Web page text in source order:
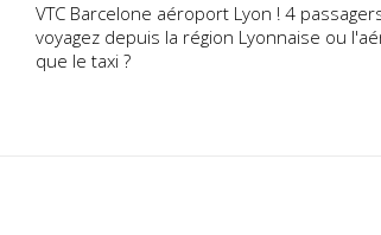
VTC Barcelone aéroport Lyon ! 4
voyagez depuis la région Lyonnaise ou
que le taxi ?